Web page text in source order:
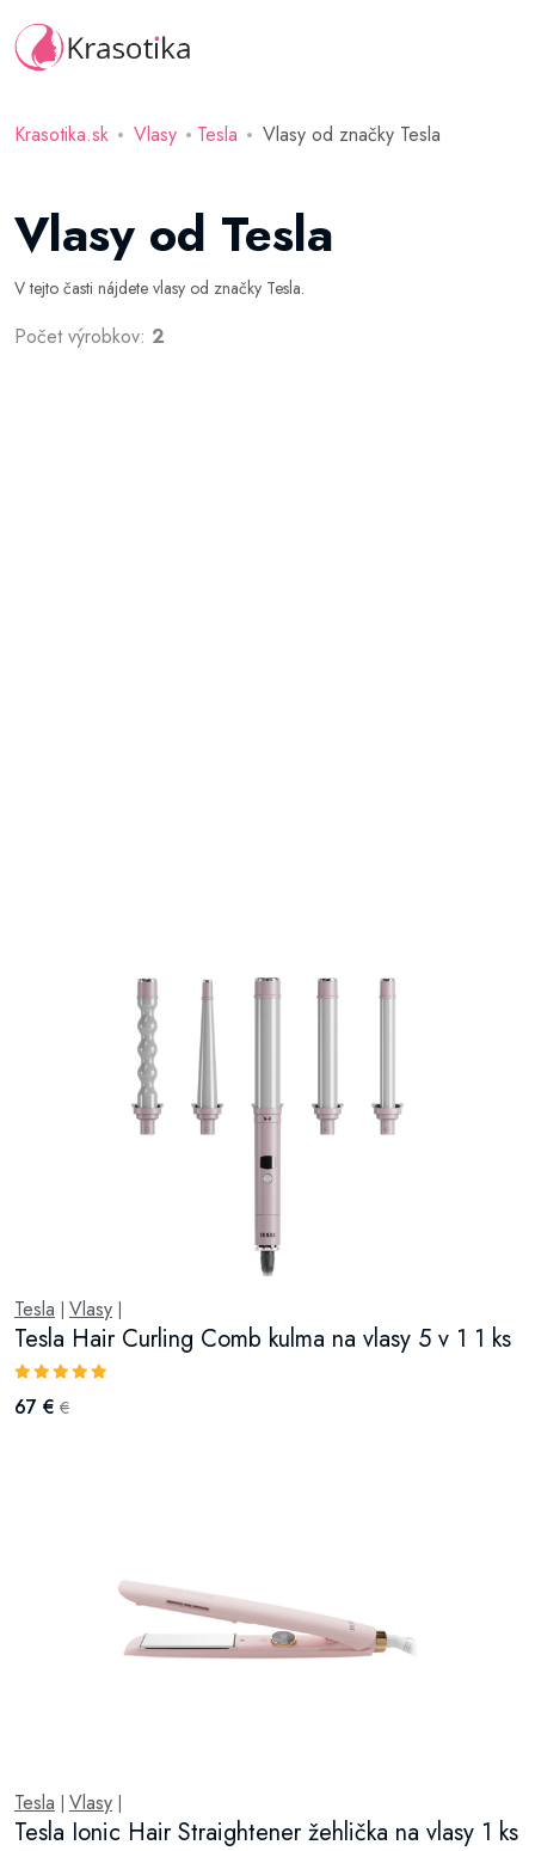
Krasotika.sk Vlasy Tesla Vlasy od značky Tesla
Vlasy od Tesla
V tejto časti nájdete vlasy od značky Tesla.
Počet výrobkov: 2
Tesla Vlasy
Tesla Hair Curling Comb kulma na vlasy 5 v 1 1 ks
67 € €
Tesla Vlasy
Tesla Ionic Hair Straightener žehlička na vlasy 1 ks